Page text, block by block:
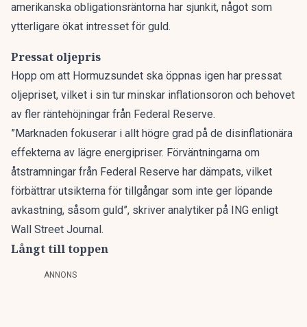
amerikanska obligationsräntorna har sjunkit, något som
ytterligare ökat intresset för guld.
Pressat oljepris
Hopp om att Hormuzsundet ska öppnas igen har pressat
oljepriset, vilket i sin tur minskar inflationsoron och behovet
av fler räntehöjningar från Federal Reserve.
”Marknaden fokuserar i allt högre grad på de disinflationära
effekterna av lägre energipriser. Förväntningarna om
åtstramningar från Federal Reserve har dämpats, vilket
förbättrar utsikterna för tillgångar som inte ger löpande
avkastning, såsom guld”, skriver analytiker på ING enligt
Wall Street Journal.
Långt till toppen
ANNONS